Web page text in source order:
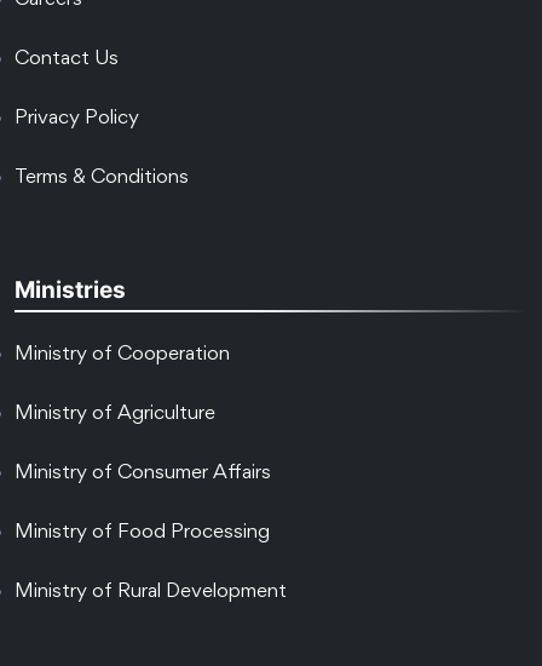
Contact Us
Privacy Policy
Terms & Conditions
Ministries
Ministry of Cooperation
Ministry of Agriculture
Ministry of Consumer Affairs
Ministry of Food Processing
Ministry of Rural Development